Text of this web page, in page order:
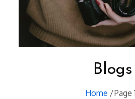
Blogs
Home Page